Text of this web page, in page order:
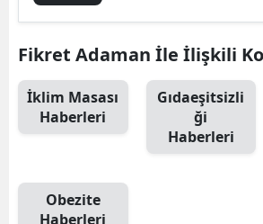
Fikret Adaman İle İlişkili
İklim Masası
Haberleri
Gıdaeşitsizli
ği
Haberleri
Obezite
Haberleri